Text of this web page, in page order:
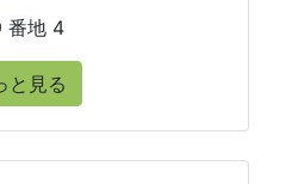
番地 4
と見る